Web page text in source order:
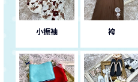
小振袖 袴